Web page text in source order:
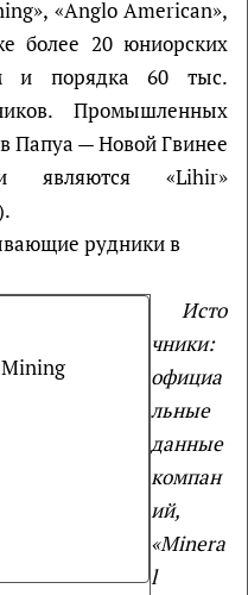
«Anglo American»,
более 20 юниорских
и порядка 60 тыс.
Промышленных
Папуа — Новой Гвинее
являются «Lihir»
рудники в
Исто
чники:
официа
льные
данные
компан
ий,
«Minera
l